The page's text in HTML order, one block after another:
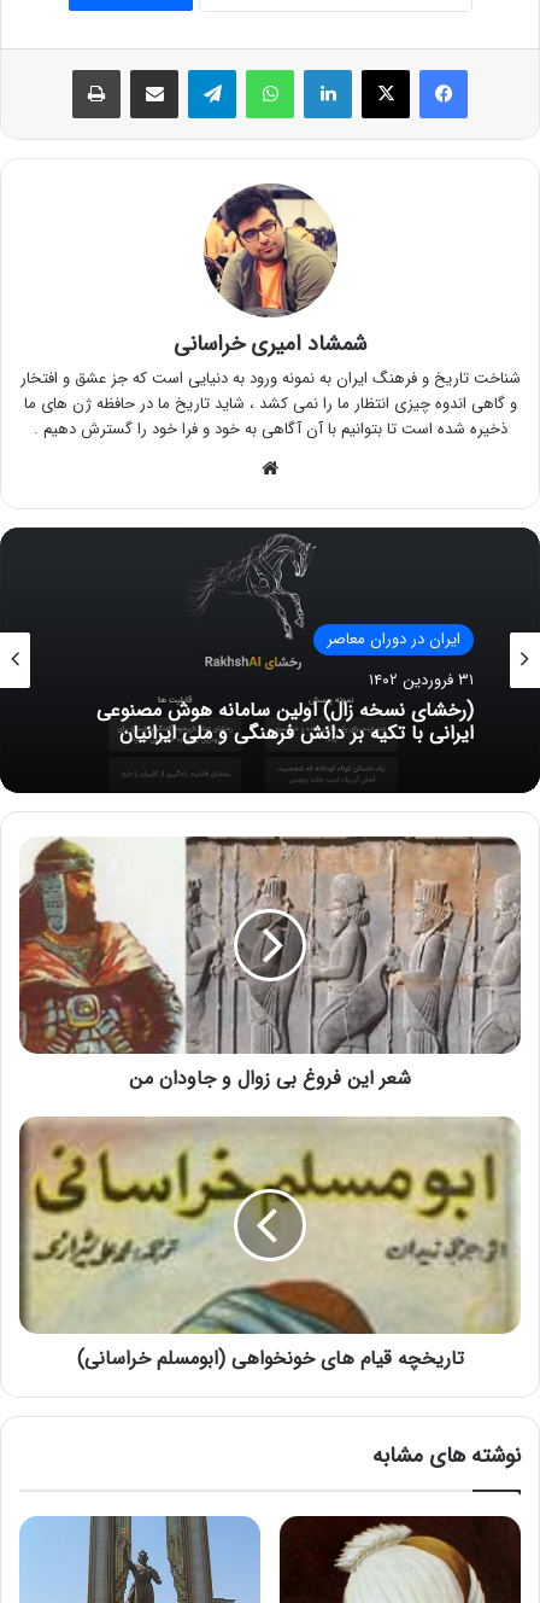
فیس بوک X لینکدین واتس آپ تلگرام اشتراک گذاری از طریق ایمیل چاپ
شمشاد امیری خراسانی
شناخت تاریخ و فرهنگ ایران به نمونه ورود به دنیایی است که جز عشق و افتخار
و گاهی اندوه چیزی انتظار ما را نمی کشد ، شاید تاریخ ما در حافظه ژن های ما
ذخیره شده است تا بتوانیم با آن آگاهی به خود و فرا خود را گسترش دهیم .
ایران در دوران معاصر
۵ آبان ۱۳۹۹
شکل صحیح نگارش نام آذربایجان یا آزربایجان
شعر این فروغ بی زوال و جاودان من
تاریخچه قیام های خونخواهی (ابومسلم خراسانی)
نوشته های مشابه